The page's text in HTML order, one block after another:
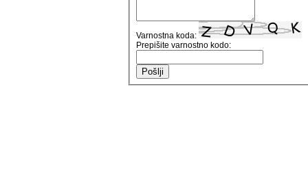
Varnostna koda:
Prepišite varnostno kodo: